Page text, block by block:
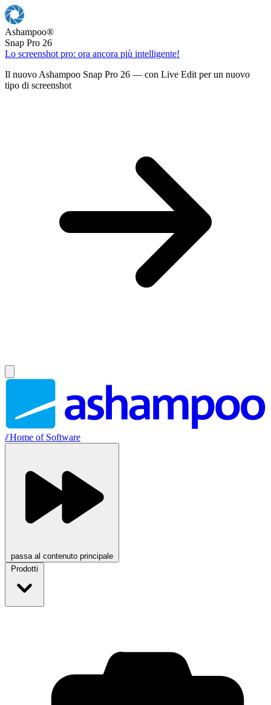
Ashampoo®
Snap Pro 26
Lo screenshot pro: ora ancora più intelligente!
Il nuovo Ashampoo Snap Pro 26 — con Live Edit per un nuovo
tipo di screenshot
//Home of Software
passa al contenuto principale
Prodotti